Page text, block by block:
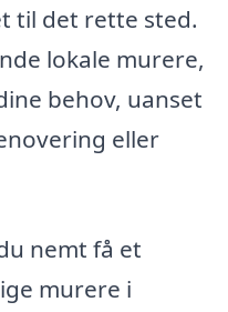
til det rette sted.
lokale murere,
behov, uanset
eller
nemt få et
murere i